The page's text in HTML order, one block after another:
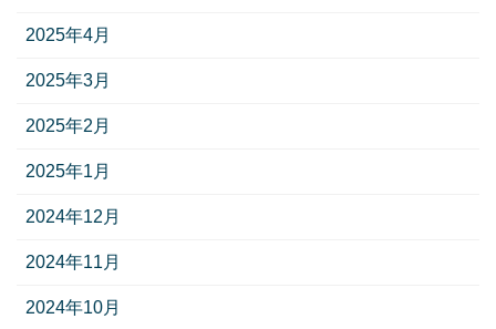
2025年4月
2025年3月
2025年2月
2025年1月
2024年12月
2024年11月
2024年10月